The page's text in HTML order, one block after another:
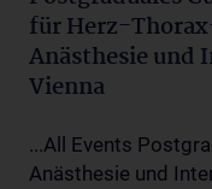
für Herz-
Anästhesie und
Vienna
...All Events
Anästhesie und